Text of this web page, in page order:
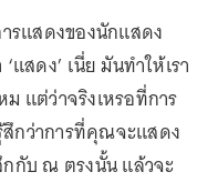
ารแสดงของนักแสดง
สดง’ เนี่ย มันทำให้เรา
ม แต่ว่าจริงเหรอที่การ
สึกว่าการที่คุณจะแสดง
กับ ณ ตรงนั้น แล้วจะ